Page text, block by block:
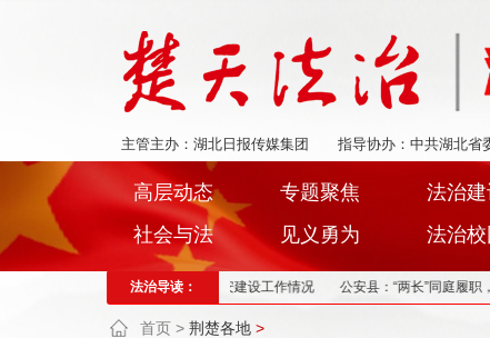
主管主办：湖北日报传媒集团 指导协办：中共湖北省
高层动态 专题聚焦 法治建
社会与法
见义勇为 法治校
法治导读：
开新闻发布会通报全市平安建设工作情况 公安县：“两长”同庭履职，“亮剑”职
首页 > 荆楚各地 >